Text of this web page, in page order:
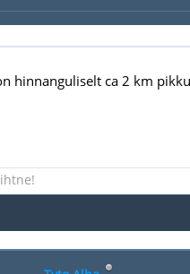
hinnanguliselt ca 2 km